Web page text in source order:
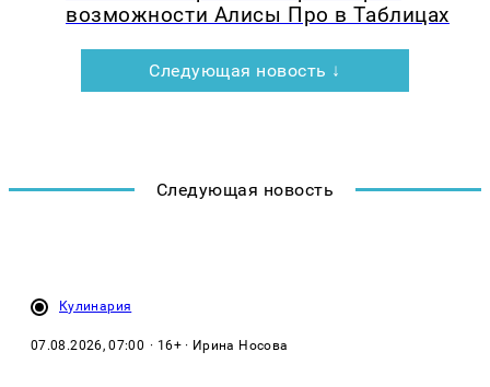
возможности Алисы Про в Таблицах
Следующая новость ↓
Следующая новость
Кулинария
07.08.2026, 07:00 · 16+ · Ирина Носова